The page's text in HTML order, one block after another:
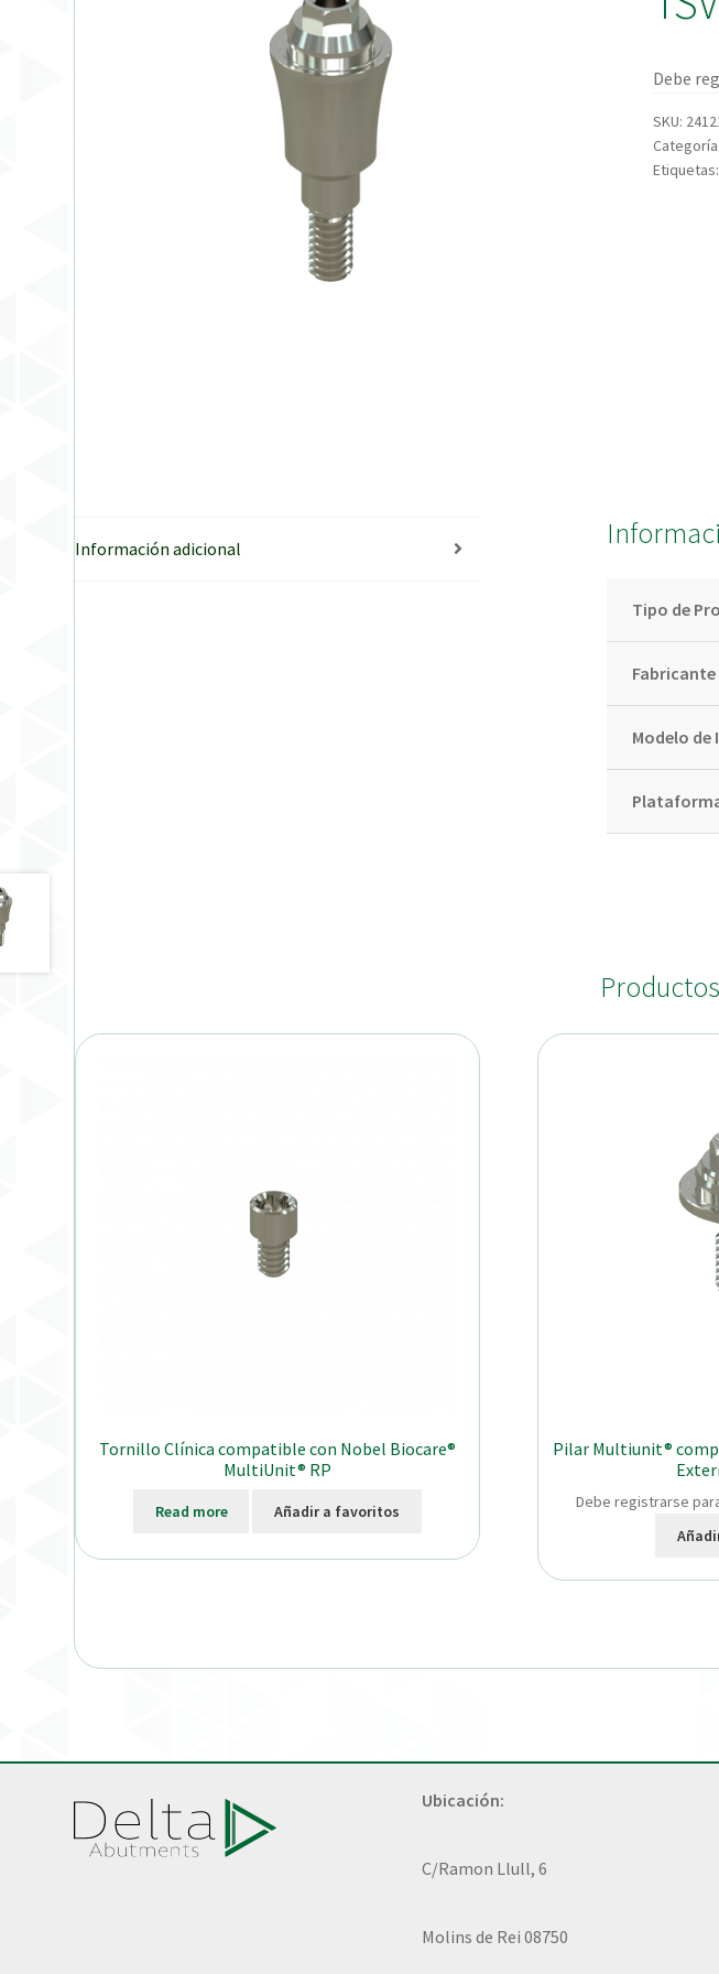
Debe
SKU:
Categoría:
Etiquetas:
Información adicional
Tipo de
Modelo de
Tornillo Clínica compatible con Nobel Biocare®
MultiUnit® RP
Read more Añadir a favoritos
Pilar Multiunit®
Debe registrarse
Ubicación:
C/Ramon Llull, 6
Molins de Rei 08750